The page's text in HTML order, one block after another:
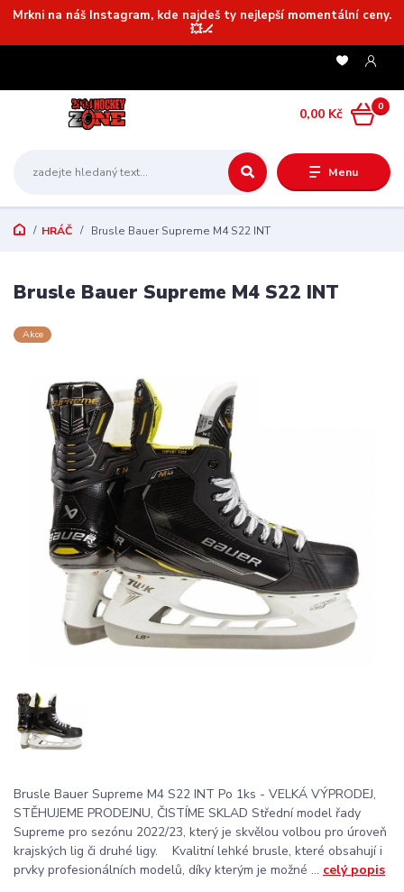
Mrkni na náš Instagram, kde najdeš ty nejlepší momentální ceny.
💥🏒
Menu
0
0,00 Kč
HRÁČ Brusle Bauer Supreme M4 S22 INT
Brusle Bauer Supreme M4 S22 INT
Akce
Brusle Bauer Supreme M4 S22 INT Po 1ks - VELKÁ VÝPRODEJ,
STĚHUJEME PRODEJNU, ČISTÍME SKLAD Střední model řady
Supreme pro sezónu 2022/23, který je skvělou volbou pro úroveň
krajských lig či druhé ligy. Kvalitní lehké brusle, které obsahují i
prvky profesionálních modelů, díky kterým je možné ... celý popis